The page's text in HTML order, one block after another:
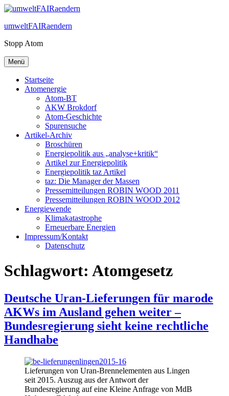
Zum
springen
umweltFAIRaendern
Stopp Atom
Menü
Startseite
Atomenergie
Atom-BT
AKW Brokdorf
Atom-Geschichte
Spurensuche
Artikel-Archiv
Broschüren
Energiepolitik aus „analyse+kritik“
Artikel zur Energiepolitik
Energiepolitik taz Artikel
taz: Die Manager der Massen
Pressemitteilungen ROBIN WOOD 2011
Pressemitteilungen ROBIN WOOD 2012
Energiewende
Klimakatastrophe
Erneuerbare Energien
Impressum/Kontakt
Datenschutz
Schlagwort: Atomgesetz
Deutsche Uran-Lieferungen für marode
AKWs im Ausland gehen weiter –
Bundesregierung sieht keine rechtliche
Handhabe
Lieferungen von Uran-Brennelementen aus Lingen
seit 2015. Auszug aus der Antwort der
Bundesregierung auf eine Kleine Anfrage von MdB